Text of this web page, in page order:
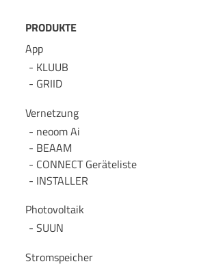
PRODUKTE
App
KLUUB
GRIID
Vernetzung
neoom Ai
BEAAM
CONNECT Geräteliste
INSTALLER
Photovoltaik
SUUN
Stromspeicher